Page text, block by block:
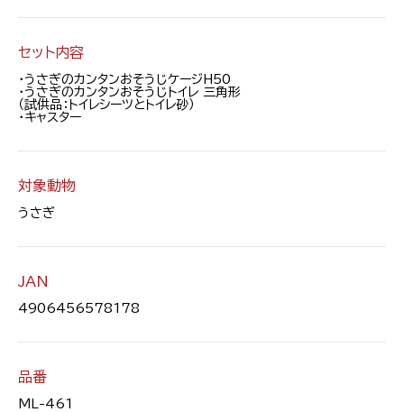
セット内容
・うさぎのカンタンおそうじケージH50
・うさぎのカンタンおそうじトイレ 三角形
（試供品：トイレシーツとトイレ砂）
・キャスター
対象動物
うさぎ
JAN
4906456578178
品番
ML-461